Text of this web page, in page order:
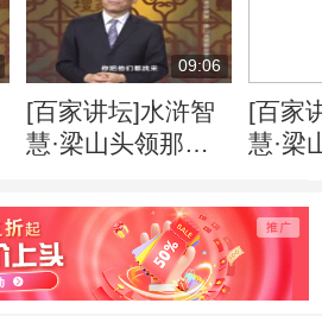
09:06
[百家讲坛]水浒智
慧·梁山头领那些
疯
[百家
慧·梁
能量